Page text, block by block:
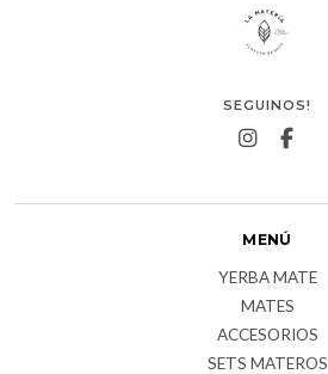
SEGUINOS!
MENÚ
YERBA MATE
MATES
ACCESORIOS
SETS MATEROS